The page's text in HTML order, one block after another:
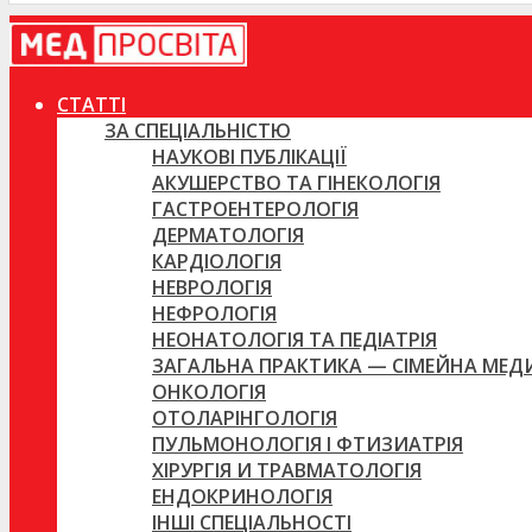
СТАТТІ
ЗА СПЕЦІАЛЬНІСТЮ
НАУКОВІ ПУБЛІКАЦІЇ
АКУШЕРСТВО ТА ГІНЕКОЛОГІЯ
ГАСТРОЕНТЕРОЛОГІЯ
ДЕРМАТОЛОГІЯ
КАРДІОЛОГІЯ
НЕВРОЛОГІЯ
НЕФРОЛОГІЯ
НЕОНАТОЛОГІЯ ТА ПЕДІАТРІЯ
ЗАГАЛЬНА ПРАКТИКА — СІМЕЙНА
ОНКОЛОГІЯ
ОТОЛАРІНГОЛОГІЯ
ПУЛЬМОНОЛОГІЯ І ФТИЗИАТРІЯ
ХІРУРГІЯ И ТРАВМАТОЛОГІЯ
ЕНДОКРИНОЛОГІЯ
ІНШІ СПЕЦІАЛЬНОСТІ